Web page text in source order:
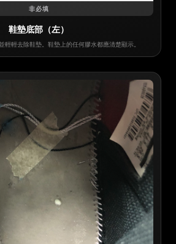
非必填
鞋墊底部（左）
輕輕去除鞋墊。鞋墊上的任何膠水都應清楚顯示。